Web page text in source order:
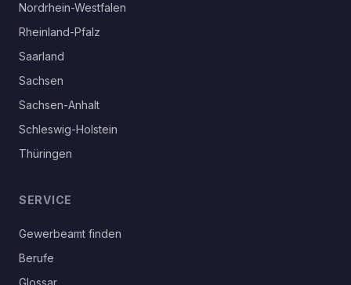
Nordrhein-Westfalen
Rheinland-Pfalz
Saarland
Sachsen
Sachsen-Anhalt
Schleswig-Holstein
Thüringen
SERVICE
Gewerbeamt finden
Berufe
Glossar